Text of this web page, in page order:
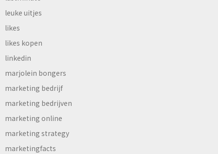
leuke uitjes
likes
likes kopen
linkedin
marjolein bongers
marketing bedrijf
marketing bedrijven
marketing online
marketing strategy
marketingfacts